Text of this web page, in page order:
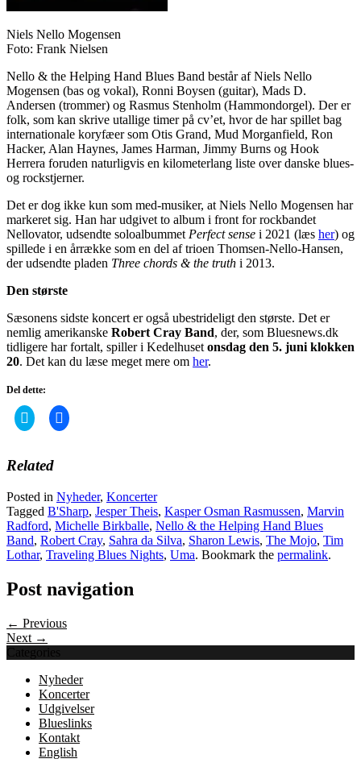
Niels Nello Mogensen
Foto: Frank Nielsen
Nello & the Helping Hand Blues Band består af Niels Nello
Mogensen (bas og vokal), Ronni Boysen (guitar), Mads D.
Andersen (trommer) og Rasmus Stenholm (Hammondorgel). Der er
folk, som kan skrive utallige timer på cv’et, hvor de har spillet bag
internationale koryfæer som Otis Grand, Mud Morganfield, Ron
Hacker, Alan Haynes, James Harman, Jimmy Burns og Hook
Herrera foruden naturligvis en kilometerlang liste over danske blues-
og rockstjerner.
Det er dog ikke kun som med-musiker, at Niels Nello Mogensen har
markeret sig. Han har udgivet to album i front for rockbandet
Nellovator, udsendte soloalbummet Perfect sense i 2021 (læs her) og
spillede i en årrække som en del af trioen Thomsen-Nello-Hansen,
der udsendte pladen Three chords & the truth i 2013.
Den største
Sæsonens sidste koncert er også ubestrideligt den største. Det er
nemlig amerikanske Robert Cray Band, der, som Bluesnews.dk
tidligere har fortalt, spiller i Kedelhuset onsdag den 5. juni klokken
20. Det kan du læse meget mere om her.
Del dette:
Click
to
Twitter
(Opens
new
window)
Click
to
new
window)
Related
Posted in Nyheder, Koncerter
Tagged B'Sharp, Jesper Theis, Kasper Osman Rasmussen, Marvin
Radford, Michelle Birkballe, Nello & the Helping Hand Blues
Band, Robert Cray, Sahra da Silva, Sharon Lewis, The Mojo, Tim
Lothar, Traveling Blues Nights, Uma. Bookmark the permalink.
Post navigation
← Previous
Next →
Categories
Nyheder
Koncerter
Udgivelser
Blueslinks
Kontakt
English